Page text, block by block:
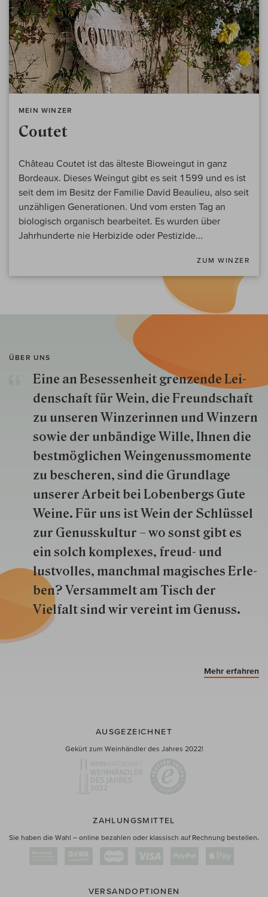
MEIN WINZER
Coutet
Château Coutet ist das älteste Bioweingut in ganz
Bordeaux. Dieses Weingut gibt es seit 1599 und es ist
seit dem im Besitz der Familie David Beaulieu, also seit
unzähligen Generationen. Und vom ersten Tag an
biologisch organisch bearbeitet. Es wurden über
Jahrhunderte nie Herbizide oder Pestizide...
ZUM WINZER
ÜBER UNS
Eine an Besessenheit gren­zende Lei­
den­schaft für Wein, die Freund­schaft
zu unseren Win­zer­innen und Win­zern
so­wie der un­bän­dige Wille, Ihnen die
best­mög­lich­en Wein­genuss­momente
zu besche­ren, sind die Grund­lage
unserer Arbeit bei Lobenbergs Gute
Weine. Für uns ist Wein der Schlüs­sel
zur Genuss­kultur – wo sonst gibt es
ein solch kom­plexes, freud- und
lustvolles, manchmal ma­gisch­es Er­le­
ben? Versammelt am Tisch der
Vielfalt sind wir ver­eint im Genuss.
Mehr erfahren
AUSGEZEICHNET
Gekürt zum Weinhändler des Jahres 2022!
ZAHLUNGSMITTEL
Sie haben die Wahl – online bezahlen oder klassisch auf Rechnung bestellen.
VERSANDOPTIONEN